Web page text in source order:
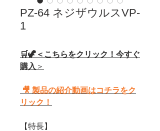
PZ-64 ネジザウルスVP-
1
🛒🦖＜こちらをクリック！今すぐ
購入 ＞
🎥 製品の紹介動画はコチラをク
リック！
【特長】